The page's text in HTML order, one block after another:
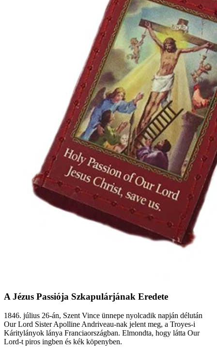
A Jézus Passiója Szkapulárjának Eredete
1846. július 26-án, Szent Vince ünnepe nyolcadik napján délután
Our Lord Sister Apolline Andriveau-nak jelent meg, a Troyes-i
Káritylányok lánya Franciaországban. Elmondta, hogy látta Our
Lord-t piros ingben és kék köpenyben.